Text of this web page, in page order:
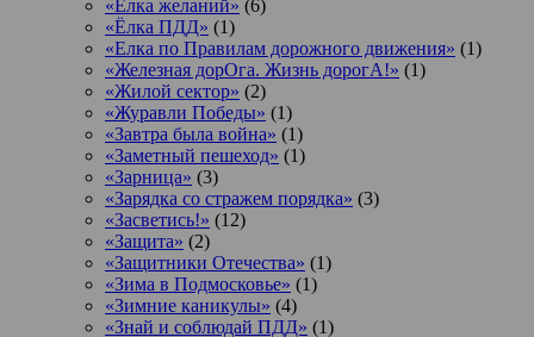
«Елка желаний» (6)
«Ёлка ПДД» (1)
«Елка по Правилам дорожного движения» (1)
«Железная дорОга. Жизнь дорогА!» (1)
«Жилой сектор» (2)
«Журавли Победы» (1)
«Завтра была война» (1)
«Заметный пешеход» (1)
«Зарница» (3)
«Зарядка со стражем порядка» (3)
«Засветись!» (12)
«Защита» (2)
«Защитники Отечества» (1)
«Зима в Подмосковье» (1)
«Зимние каникулы» (4)
«Знай и соблюдай ПДД» (1)